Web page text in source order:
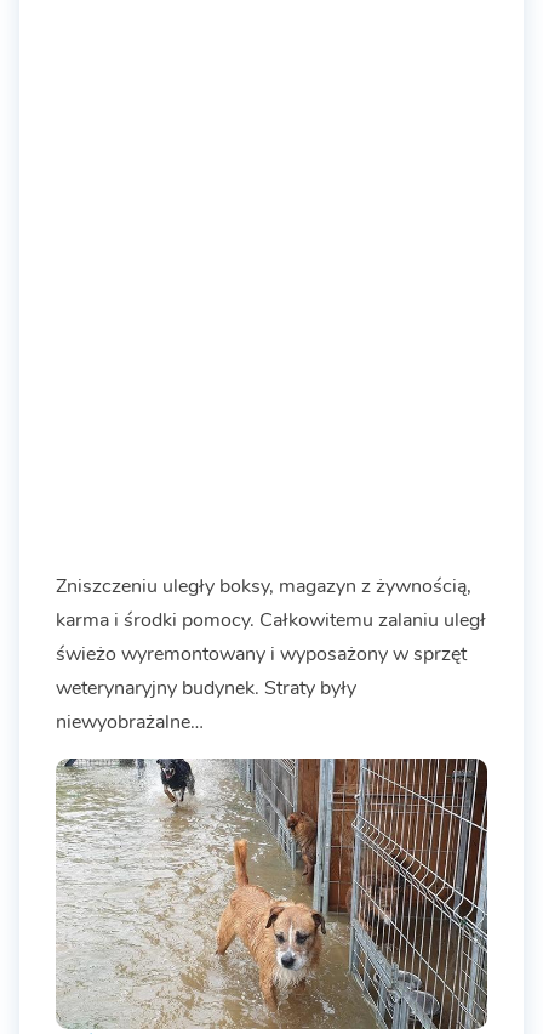
Zniszczeniu uległy boksy, magazyn z żywnością,
karma i środki pomocy. Całkowitemu zalaniu uległ
świeżo wyremontowany i wyposażony w sprzęt
weterynaryjny budynek. Straty były
niewyobrażalne…